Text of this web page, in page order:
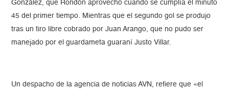
González, que Rondón aprovechó cuando se cumplía el minuto
45 del primer tiempo. Mientras que el segundo gol se produjo
tras un tiro libre cobrado por Juan Arango, que no pudo ser
manejado por el guardameta guaraní Justo Villar.
Un despacho de la agencia de noticias AVN, refiere que «el